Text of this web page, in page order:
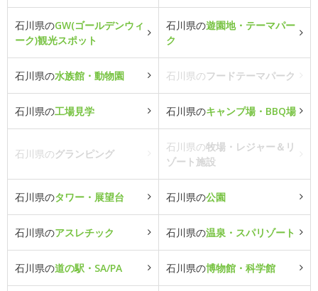
石川県のGW(ゴールデンウィ
ーク)観光スポット
石川県の遊園地・テーマパー
ク
石川県の水族館・動物園 石川県のフードテーマパーク
石川県の工場見学 石川県のキャンプ場・BBQ場
石川県のグランピング
石川県の牧場・レジャー＆リ
ゾート施設
石川県のタワー・展望台 石川県の公園
石川県のアスレチック 石川県の温泉・スパリゾート
石川県の道の駅・SA/PA 石川県の博物館・科学館